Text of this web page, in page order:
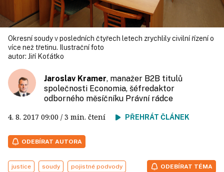
Okresní soudy v posledních čtyřech letech zrychlily civilní řízení o
více než třetinu. Ilustrační foto
autor: Jiří Koťátko
Jaroslav Kramer, manažer B2B titulů
společnosti Economia, šéfredaktor
odborného měsíčníku Právní rádce
4. 8. 2017 09:00 / 3 min. čtení PŘEHRÁT ČLÁNEK
ODEBÍRAT AUTORA
justice soudy pojistné podvody ODEBÍRAT TÉMA